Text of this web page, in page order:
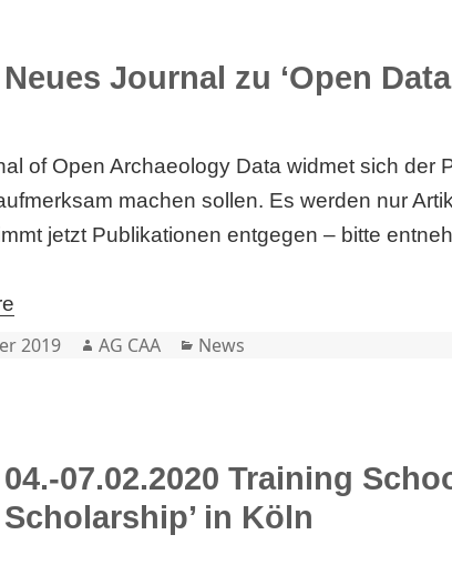
Neues Journal zu ‘Open
of Open Archaeology Data widmet sich der
machen sollen. Es werden nur
jetzt Publikationen entgegen – bitte
2019 Author
AG CAA Categories
News
04.-07.02.2020 Training
Scholarship’ in Köln